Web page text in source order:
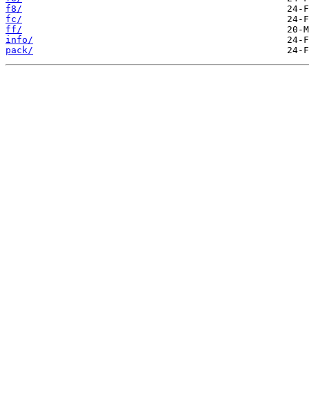
f8/
fc/
ff/
info/
pack/